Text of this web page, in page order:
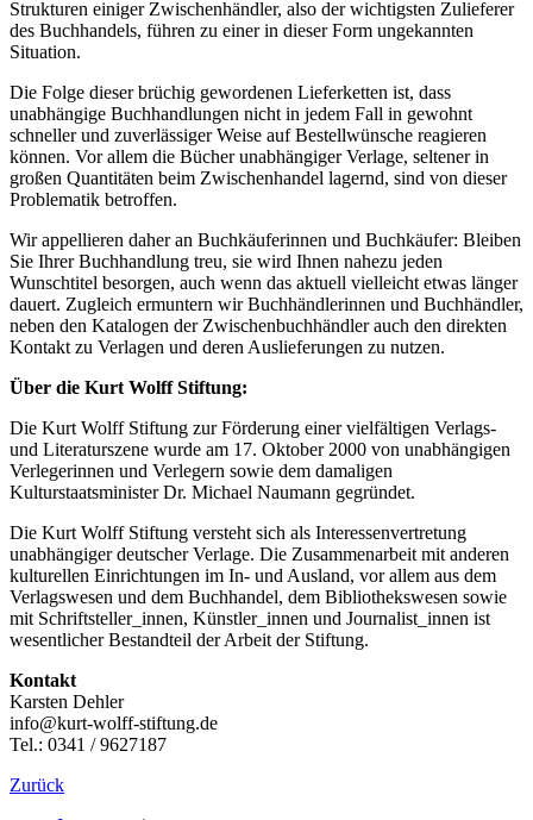
Strukturen einiger Zwischenhändler, also der wichtigsten Zulieferer
des Buchhandels, führen zu einer in dieser Form ungekannten
Situation.
Die Folge dieser brüchig gewordenen Lieferketten ist, dass
unabhängige Buchhandlungen nicht in jedem Fall in gewohnt
schneller und zuverlässiger Weise auf Bestellwünsche reagieren
können. Vor allem die Bücher unabhängiger Verlage, seltener in
großen Quantitäten beim Zwischenhandel lagernd, sind von dieser
Problematik betroffen.
Wir appellieren daher an Buchkäuferinnen und Buchkäufer: Bleiben
Sie Ihrer Buchhandlung treu, sie wird Ihnen nahezu jeden
Wunschtitel besorgen, auch wenn das aktuell vielleicht etwas länger
dauert. Zugleich ermuntern wir Buchhändlerinnen und Buchhändler,
neben den Katalogen der Zwischenbuchhändler auch den direkten
Kontakt zu Verlagen und deren Auslieferungen zu nutzen.
Über die Kurt Wolff Stiftung:
Die Kurt Wolff Stiftung zur Förderung einer vielfältigen Verlags-
und Literaturszene wurde am 17. Oktober 2000 von unabhängigen
Verlegerinnen und Verlegern sowie dem damaligen
Kulturstaatsminister Dr. Michael Naumann gegründet.
Die Kurt Wolff Stiftung versteht sich als Interessenvertretung
unabhängiger deutscher Verlage. Die Zusammenarbeit mit anderen
kulturellen Einrichtungen im In- und Ausland, vor allem aus dem
Verlagswesen und dem Buchhandel, dem Bibliothekswesen sowie
mit Schriftsteller_innen, Künstler_innen und Journalist_innen ist
wesentlicher Bestandteil der Arbeit der Stiftung.
Kontakt
Karsten Dehler
info@kurt-wolff-stiftung.de
Tel.: 0341 / 9627187
Zurück